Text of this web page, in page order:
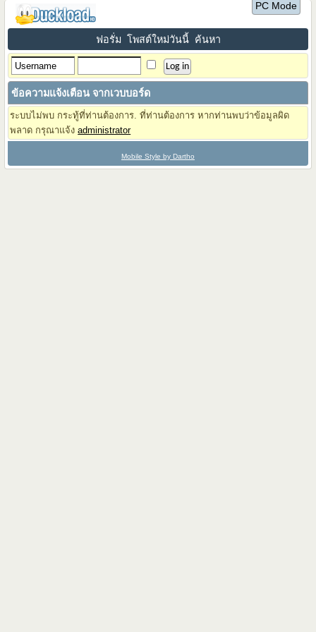
PC Mode
ฟอรั่ม โพสต์ใหม่วันนี้ ค้นหา
ข้อความแจ้งเตือน จากเวบบอร์ด
ระบบไม่พบ กระทู้ที่ท่านต้องการ. ที่ท่านต้องการ หากท่านพบว่าข้อมูลผิด
พลาด กรุณาแจ้งadministrator
Mobile Style by Dartho